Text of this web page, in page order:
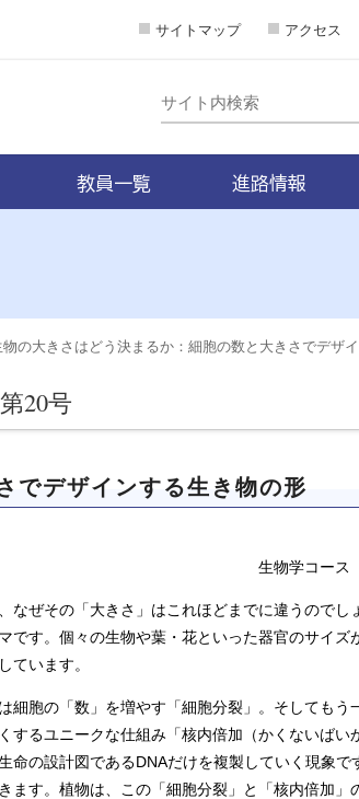
サイトマップ アクセス
教員一覧 進路情報
物の大きさはどう決まるか：細胞の数と大きさでデザ
20号
でデザインする生き物の形
生物学コー
ぜその「大きさ」はこれほどまでに違うのでし
す。個々の生物や葉・花といった器官のサイズ
ています。
胞の「数」を増やす「細胞分裂」。そしてもう
するユニークな仕組み「核内倍加（かくないばい
命の設計図であるDNAだけを複製していく現象で
す。植物は、この「細胞分裂」と「核内倍加」